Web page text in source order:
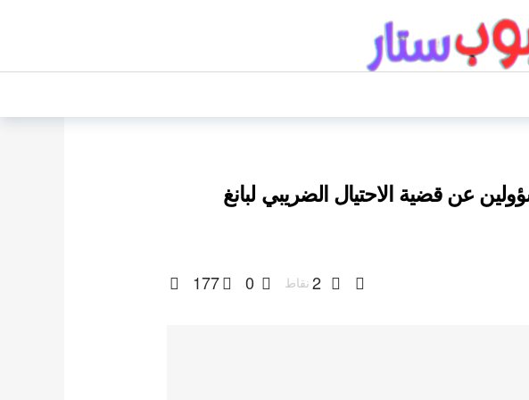
عن قضية الاحتيال الضريبي لبانغ
2 نقاط 0
177